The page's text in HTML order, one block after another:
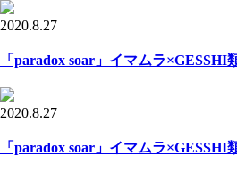
2020.8.27
「paradox soar」イマムラ×GESSHI
2020.8.27
「paradox soar」イマムラ×GESSHI